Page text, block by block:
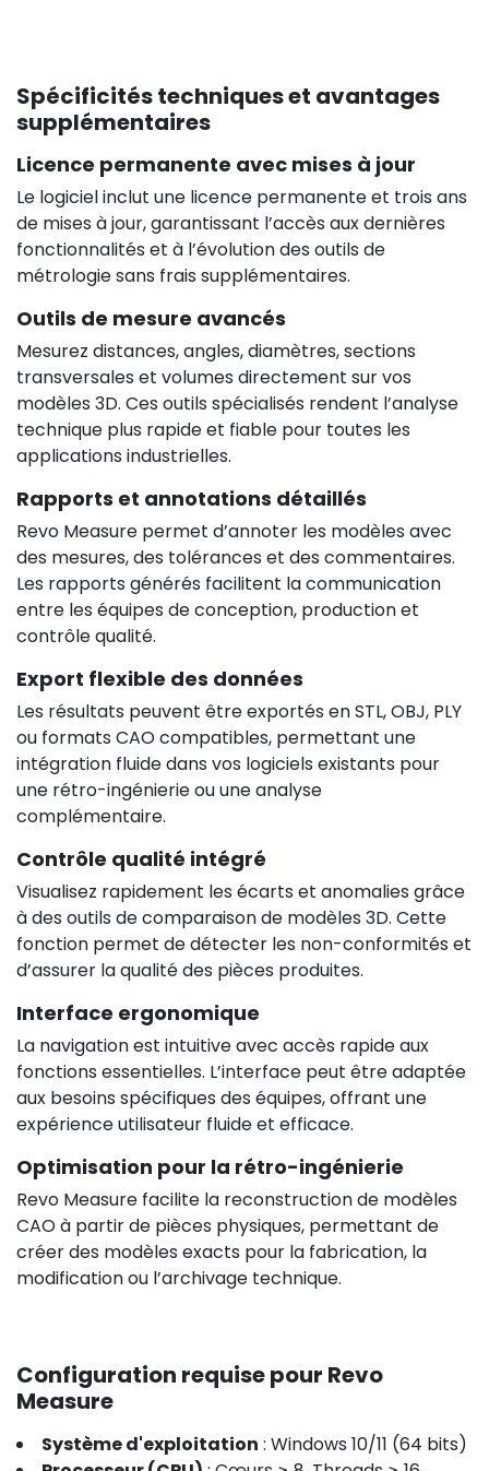
Spécificités techniques et avantages
supplémentaires
Licence permanente avec mises à jour
Le logiciel inclut une licence permanente et trois ans
de mises à jour, garantissant l’accès aux dernières
fonctionnalités et à l’évolution des outils de
métrologie sans frais supplémentaires.
Outils de mesure avancés
Mesurez distances, angles, diamètres, sections
transversales et volumes directement sur vos
modèles 3D. Ces outils spécialisés rendent l’analyse
technique plus rapide et fiable pour toutes les
applications industrielles.
Rapports et annotations détaillés
Revo Measure permet d’annoter les modèles avec
des mesures, des tolérances et des commentaires.
Les rapports générés facilitent la communication
entre les équipes de conception, production et
contrôle qualité.
Export flexible des données
Les résultats peuvent être exportés en STL, OBJ, PLY
ou formats CAO compatibles, permettant une
intégration fluide dans vos logiciels existants pour
une rétro-ingénierie ou une analyse
complémentaire.
Contrôle qualité intégré
Visualisez rapidement les écarts et anomalies grâce
à des outils de comparaison de modèles 3D. Cette
fonction permet de détecter les non-conformités et
d’assurer la qualité des pièces produites.
Interface ergonomique
La navigation est intuitive avec accès rapide aux
fonctions essentielles. L’interface peut être adaptée
aux besoins spécifiques des équipes, offrant une
expérience utilisateur fluide et efficace.
Optimisation pour la rétro-ingénierie
Revo Measure facilite la reconstruction de modèles
CAO à partir de pièces physiques, permettant de
créer des modèles exacts pour la fabrication, la
modification ou l’archivage technique.
Configuration requise pour Revo
Measure
Système d'exploitation : Windows 10/11 (64 bits)